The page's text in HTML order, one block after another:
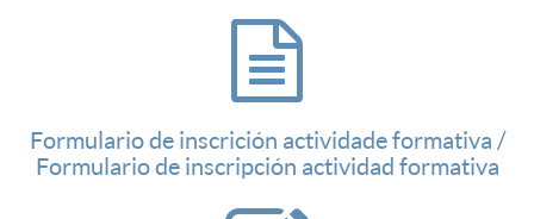
Formulario de inscrición actividade formativa /
Formulario de inscripción actividad formativa